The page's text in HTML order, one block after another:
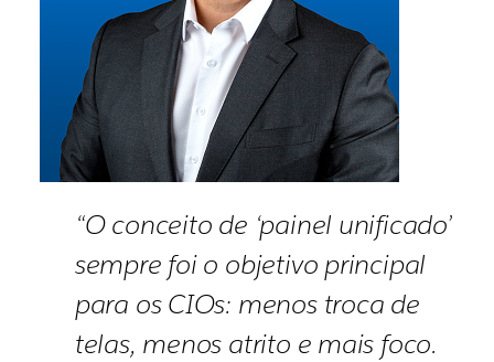
“O conceito de ‘painel unificado’
sempre foi o objetivo principal
para os CIOs: menos troca de
telas, menos atrito e mais foco.